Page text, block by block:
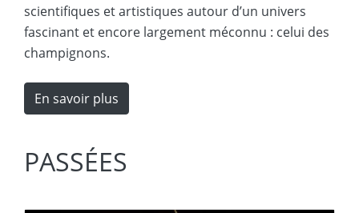
scientifiques et artistiques autour d’un univers
fascinant et encore largement méconnu : celui des
champignons.
En savoir plus
PASSÉES